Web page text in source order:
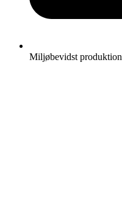
Miljøbevidst produktion